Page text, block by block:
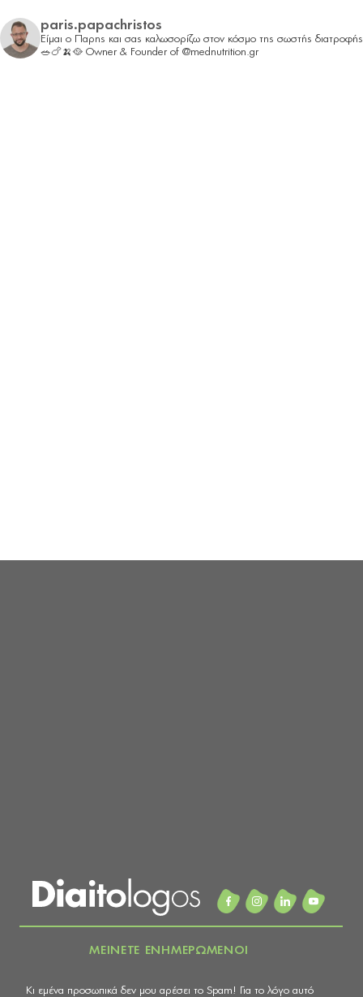
paris.papachristos
Είμαι ο Παρης και σας καλωσορίζω στον κόσμο της σωστής διατροφής
🥗🍗🍌🥘 Owner & Founder of @mednutrition.gr
ΜΕΙΝΕΤΕ ΕΝΗΜΕΡΩΜΕΝΟΙ
Κι εμένα προσωπικά δεν μου αρέσει το Spam! Για το λόγο αυτό